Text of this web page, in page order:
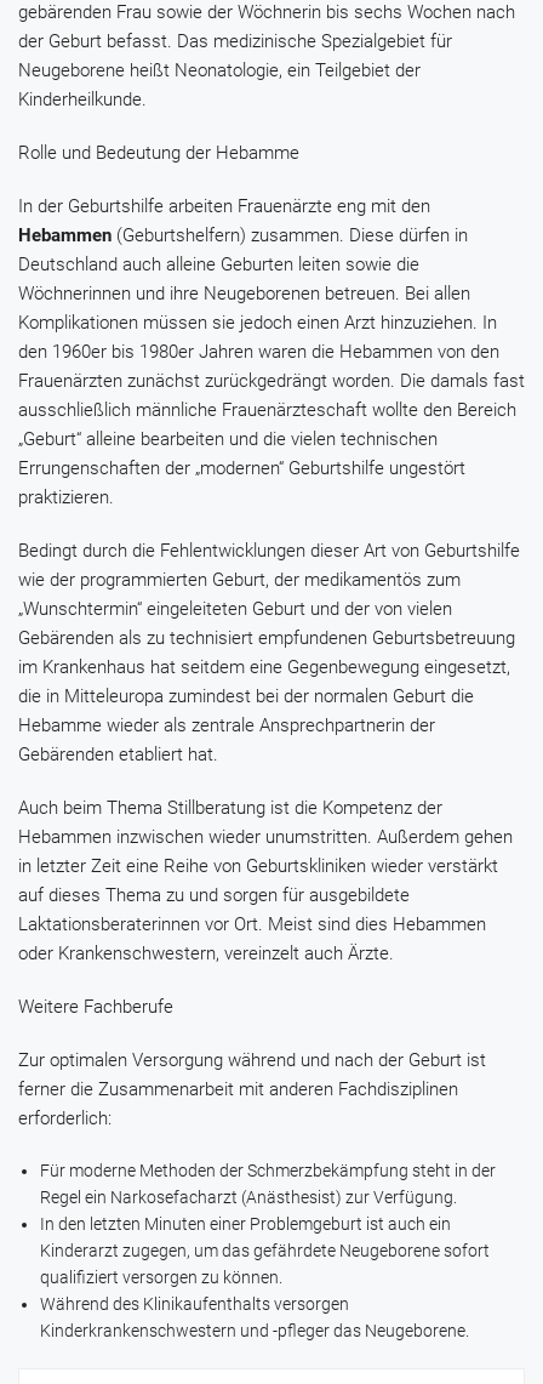
gebärenden Frau sowie der Wöchnerin bis sechs Wochen nach
der Geburt befasst. Das medizinische Spezialgebiet für
Neugeborene heißt Neonatologie, ein Teilgebiet der
Kinderheilkunde.
Rolle und Bedeutung der Hebamme
In der Geburtshilfe arbeiten Frauenärzte eng mit den
Hebammen (Geburtshelfern) zusammen. Diese dürfen in
Deutschland auch alleine Geburten leiten sowie die
Wöchnerinnen und ihre Neugeborenen betreuen. Bei allen
Komplikationen müssen sie jedoch einen Arzt hinzuziehen. In
den 1960er bis 1980er Jahren waren die Hebammen von den
Frauenärzten zunächst zurückgedrängt worden. Die damals fast
ausschließlich männliche Frauenärzteschaft wollte den Bereich
„Geburt“ alleine bearbeiten und die vielen technischen
Errungenschaften der „modernen“ Geburtshilfe ungestört
praktizieren.
Bedingt durch die Fehlentwicklungen dieser Art von Geburtshilfe
wie der programmierten Geburt, der medikamentös zum
„Wunschtermin“ eingeleiteten Geburt und der von vielen
Gebärenden als zu technisiert empfundenen Geburtsbetreuung
im Krankenhaus hat seitdem eine Gegenbewegung eingesetzt,
die in Mitteleuropa zumindest bei der normalen Geburt die
Hebamme wieder als zentrale Ansprechpartnerin der
Gebärenden etabliert hat.
Auch beim Thema Stillberatung ist die Kompetenz der
Hebammen inzwischen wieder unumstritten. Außerdem gehen
in letzter Zeit eine Reihe von Geburtskliniken wieder verstärkt
auf dieses Thema zu und sorgen für ausgebildete
Laktationsberaterinnen vor Ort. Meist sind dies Hebammen
oder Krankenschwestern, vereinzelt auch Ärzte.
Weitere Fachberufe
Zur optimalen Versorgung während und nach der Geburt ist
ferner die Zusammenarbeit mit anderen Fachdisziplinen
erforderlich:
Für moderne Methoden der Schmerzbekämpfung steht in der
Regel ein Narkosefacharzt (Anästhesist) zur Verfügung.
In den letzten Minuten einer Problemgeburt ist auch ein
Kinderarzt zugegen, um das gefährdete Neugeborene sofort
qualifiziert versorgen zu können.
Während des Klinikaufenthalts versorgen
Kinderkrankenschwestern und -pfleger das Neugeborene.